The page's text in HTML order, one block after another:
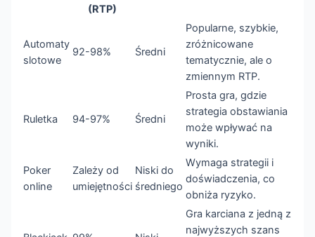
(RTP)
Automaty
slotowe
92-98% Średni
Popularne, szybkie,
zróżnicowane
tematycznie, ale o
zmiennym RTP.
Ruletka 94-97% Średni
Prosta gra, gdzie
strategia obstawiania
może wpływać na
wyniki.
Poker
online
Zależy od
umiejętności
Niski do
średniego
Wymaga strategii i
doświadczenia, co
obniża ryzyko.
Gra karciana z jedną z
najwyższych szans